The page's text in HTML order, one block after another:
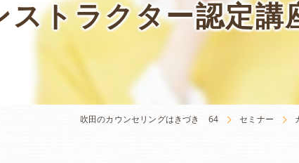
ビジョン・サークル セミナー
ダブル・ドゥドゥル・プレイ セミナー
タッチ・フォー・ヘルス セミナー
ナビゲーション セミナー
OBO セッション
インデプス セッション
カフェキネシ セッション
フェイシャル・ハーモニ
ストラクター認定講
吹田のカウンセリングはきづき 64 セミナー